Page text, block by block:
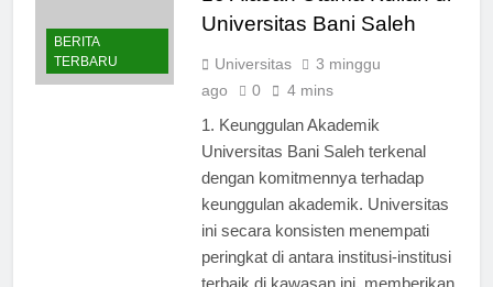
BERITA
10 Alasan Utama Kuliah di
Universitas
3 minggu
1. Keunggulan Akademik
Universitas Bani Saleh terkenal
dengan komitmennya terhadap
keunggulan akademik. Universitas
ini secara konsisten menempati
peringkat di antara institusi-institusi